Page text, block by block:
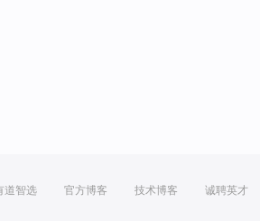
道智选 官方博客 技术博客 诚聘英才